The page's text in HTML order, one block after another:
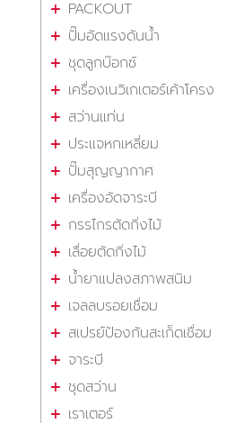
PACKOUT
ปั๊มอัดแรงดันน้ำ
ชุดลูกบ๊อกซ์
เครื่องเนวิเกเตอร์เค้าโครง
สว่านแท่น
ประแจหกเหลี่ยม
ปั๊มสุญญากาศ
เครื่องอัดจาระบี
กรรไกรตัดกิ่งไม้
เลื่อยตัดกิ่งไม้
น้ำยาแปลงสภาพสนิม
เจลลบรอยเชื่อม
สเปรย์ป้องกันสะเก็ดเชื่อม
จาระบี
ชุดสว่าน
เราเตอร์